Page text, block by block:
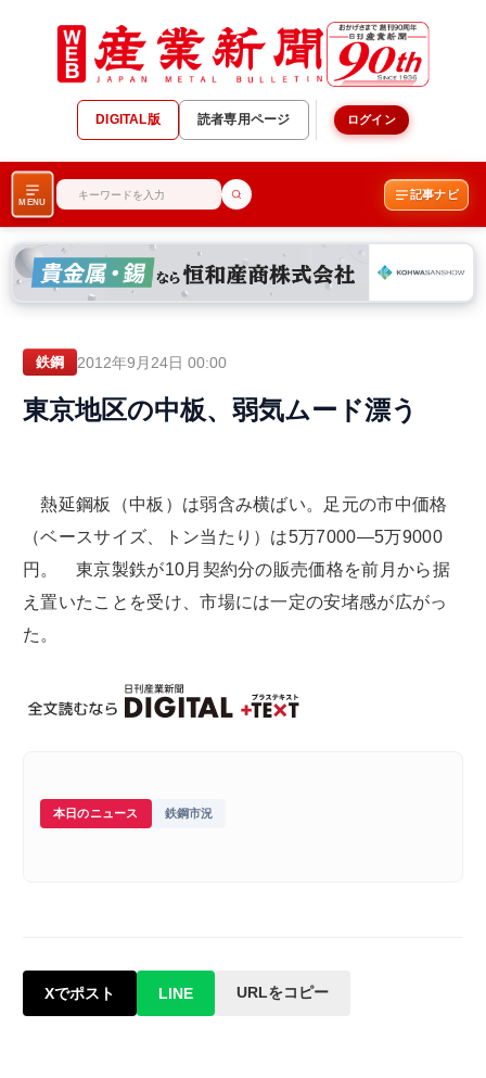
DIGITAL版 読者専用ページ ログイン
MENU
記事ナビ
鉄鋼 2012年9月24日 00:00
東京地区の中板、弱気ムード漂う
熱延鋼板（中板）は弱含み横ばい。足元の市中価格
（ベースサイズ、トン当たり）は5万7000―5万9000
円。 東京製鉄が10月契約分の販売価格を前月から据
え置いたことを受け、市場には一定の安堵感が広がっ
た。
本日のニュース 鉄鋼市況
Xでポスト LINE URLをコピー